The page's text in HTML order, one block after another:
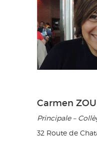
Carmen
Principale –
32 Route de